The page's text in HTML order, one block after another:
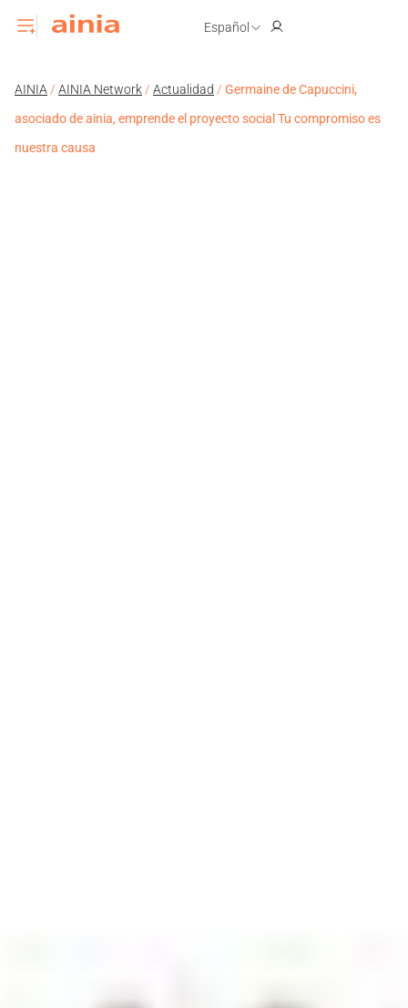
Español
AINIA / AINIA Network / Actualidad / Germaine de Capuccini,
asociado de ainia, emprende el proyecto social Tu compromiso es
nuestra causa